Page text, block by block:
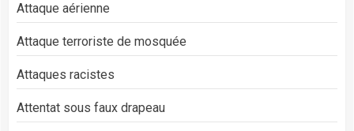
Attaque aérienne
Attaque terroriste de mosquée
Attaques racistes
Attentat sous faux drapeau